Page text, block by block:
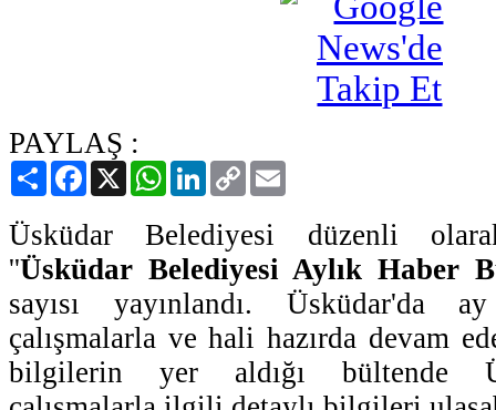
PAYLAŞ :
PaylaşFacebook
X WhatsAppLinkedIn
Copy
Link
Üsküdar Belediyesi düzenli
''Üsküdar Belediyesi Aylık Haber
sayısı yayınlandı. Üsküdar'da
çalışmalarla ve hali hazırda devam
bilgilerin yer aldığı bültende